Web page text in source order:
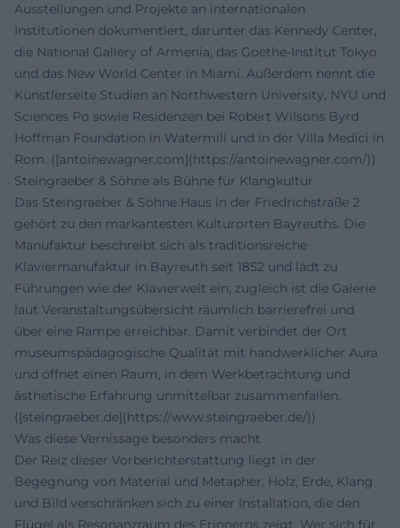
Ausstellungen und Projekte an internationalen
Institutionen dokumentiert, darunter das Kennedy Center,
die National Gallery of Armenia, das Goethe-Institut Tokyo
und das New World Center in Miami. Außerdem nennt die
Künstlerseite Studien an Northwestern University, NYU und
Sciences Po sowie Residenzen bei Robert Wilsons Byrd
Hoffman Foundation in Watermill und in der Villa Medici in
Rom. ([antoinewagner.com](https://antoinewagner.com/))
Steingraeber & Söhne als Bühne für Klangkultur
Das Steingraeber & Söhne Haus in der Friedrichstraße 2
gehört zu den markantesten Kulturorten Bayreuths. Die
Manufaktur beschreibt sich als traditionsreiche
Klaviermanufaktur in Bayreuth seit 1852 und lädt zu
Führungen wie der Klavierwelt ein; zugleich ist die Galerie
laut Veranstaltungsübersicht räumlich barrierefrei und
über eine Rampe erreichbar. Damit verbindet der Ort
museumspädagogische Qualität mit handwerklicher Aura
und öffnet einen Raum, in dem Werkbetrachtung und
ästhetische Erfahrung unmittelbar zusammenfallen.
([steingraeber.de](https://www.steingraeber.de/))
Was diese Vernissage besonders macht
Der Reiz dieser Vorberichterstattung liegt in der
Begegnung von Material und Metapher. Holz, Erde, Klang
und Bild verschränken sich zu einer Installation, die den
Flügel als Resonanzraum des Erinnerns zeigt. Wer sich für